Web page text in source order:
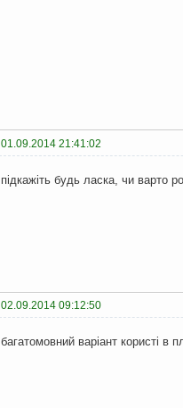
01.09.2014 21:41:02
підкажіть будь ласка, чи варто
02.09.2014 09:12:50
багатомовний варіант користі в